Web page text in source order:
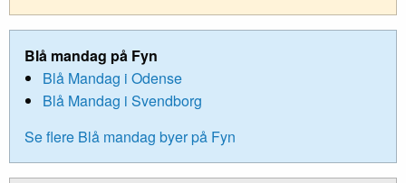
Blå mandag på Fyn
Blå Mandag i Odense
Blå Mandag i Svendborg
Se flere Blå mandag byer på Fyn